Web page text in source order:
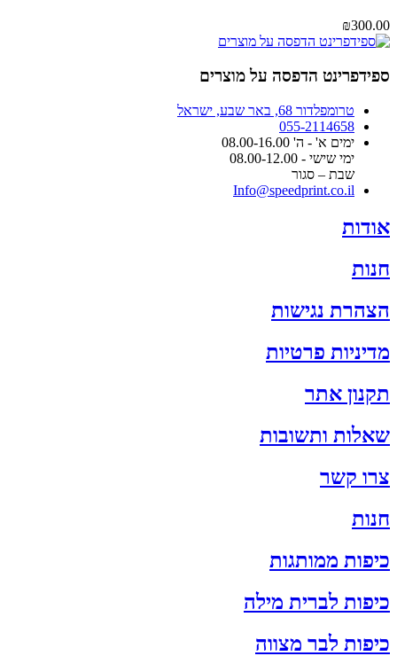
₪300.00
ספידפרינט הדפסה על מוצרים
טרומפלדור 68, באר שבע, ישראל
055-2114658
ימים א' - ה' 08.00-16.00
ימי שישי - 08.00-12.00
שבת – סגור
Info@speedprint.co.il
אודות
חנות
הצהרת נגישות
מדיניות פרטיות
תקנון אתר
שאלות ותשובות
צרו קשר
חנות
כיפות ממותגות
כיפות לברית מילה
כיפות לבר מצווה